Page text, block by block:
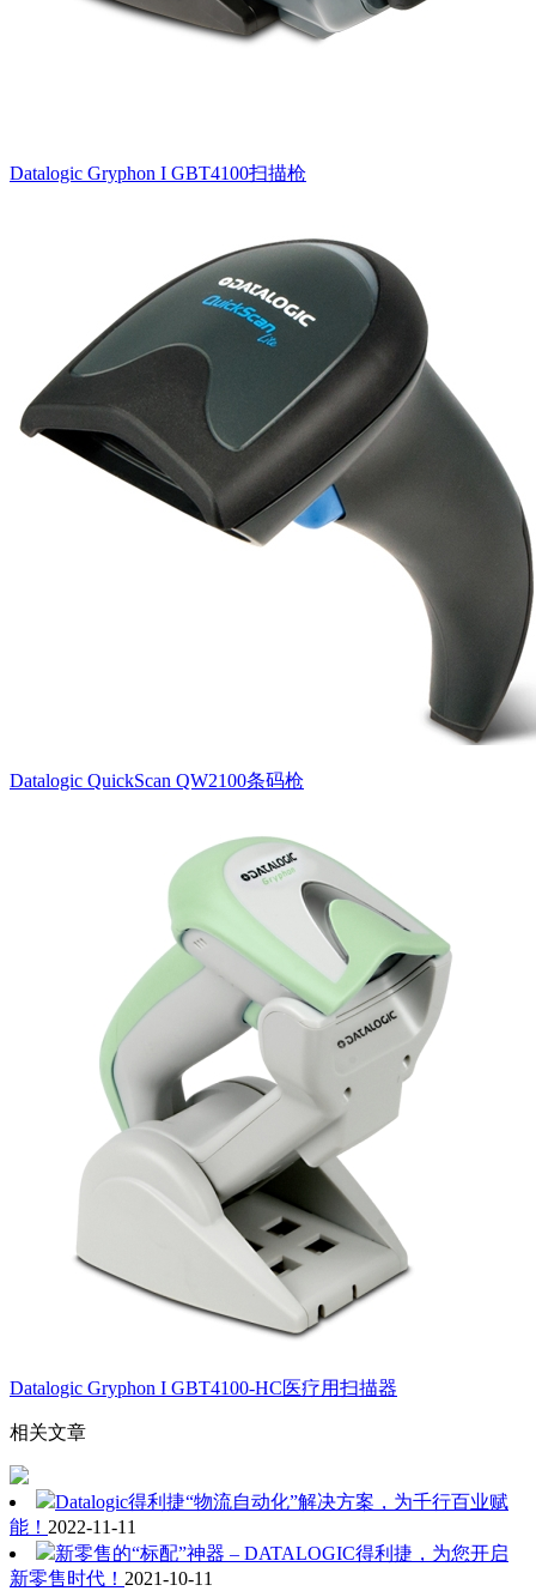
Datalogic Gryphon I GBT4100扫描枪
Datalogic QuickScan QW2100条码枪
Datalogic Gryphon I GBT4100-HC医疗用扫描器
相关文章
Datalogic得利捷“物流自动化”解决方案，为千行百业赋
能！ 2022-11-11
新零售的“标配”神器 – DATALOGIC得利捷，为您开启
新零售时代！ 2021-10-11